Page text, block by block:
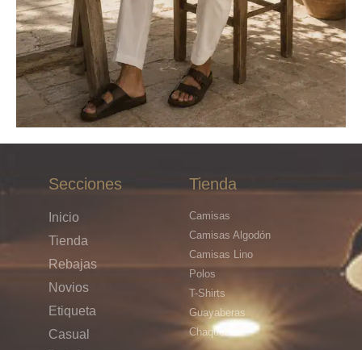
Secciones
Inicio
Tienda
Rebajas
Novios
Etiqueta
Casual
Tienda
Camisas
Camisas Algodón
Camisas Lino
Polos
T-Shirts
Guayaberas
Chaquetas